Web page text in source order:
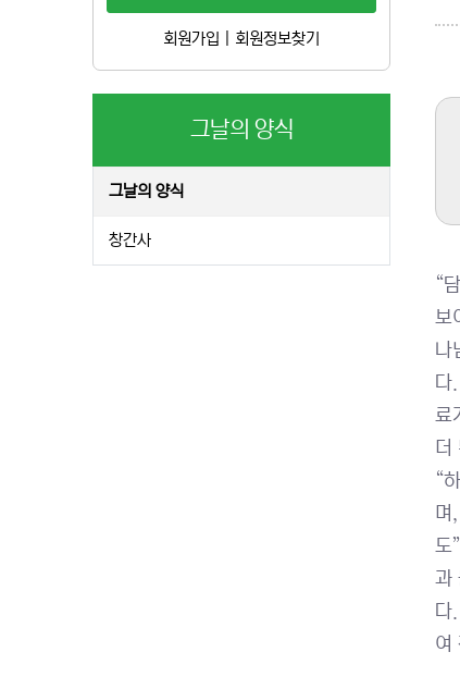
“
보
나
다
료
더
“
며
도
과
다
여
회원가입 회원정보찾기
그날의 양식
그날의 양식
창간사